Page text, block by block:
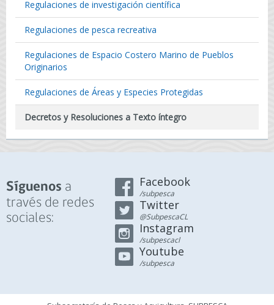
Regulaciones de investigación científica
Regulaciones de pesca recreativa
Regulaciones de Espacio Costero Marino de Pueblos
Originarios
Regulaciones de Áreas y Especies Protegidas
Decretos y Resoluciones a Texto íntegro
Síguenos a
través de redes
sociales:
Facebook
/subpesca
Twitter
@SubpescaCL
Instagram
/subpescacl
Youtube
/subpesca